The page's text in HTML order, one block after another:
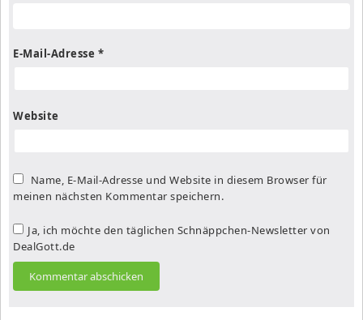
E-Mail-Adresse *
Website
Name, E-Mail-Adresse und Website in diesem Browser für
meinen nächsten Kommentar speichern.
Ja, ich möchte den täglichen Schnäppchen-Newsletter von
DealGott.de